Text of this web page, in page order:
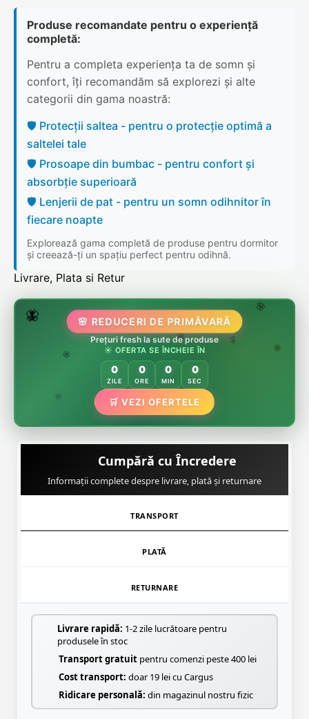
Produse recomandate pentru o experiență
completă:
Pentru a completa experiența ta de somn și
confort, îți recomandăm să explorezi și alte
categorii din gama noastră:
🛡️ Protecții saltea - pentru o protecție optimă a
saltelei tale
🛡️ Prosoape din bumbac - pentru confort și
absorbție superioară
🛡️ Lenjerii de pat - pentru un somn odihnitor în
fiecare noapte
Explorează gama completă de produse pentru dormitor
și creează-ți un spațiu perfect pentru odihnă.
Livrare, Plata si Retur
🌸
🌿
🌸
🏵️
🌷
🦋 🌸 REDUCERI DE PRIMĂVARĂ
Prețuri fresh la sute de produse
☀️ OFERTA SE ÎNCHEIE ÎN
0
ZILE
0
ORE
0
MIN
0
SEC
🛒 VEZI OFERTELE
Cumpără cu Încredere
Informații complete despre livrare, plată și returnare
TRANSPORT
PLATĂ
RETURNARE
Livrare rapidă: 1-2 zile lucrătoare pentru
produsele în stoc
Transport gratuit pentru comenzi peste 400 lei
Cost transport: doar 19 lei cu Cargus
Ridicare personală: din magazinul nostru fizic